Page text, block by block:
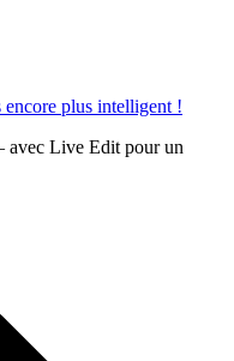
encore plus intelligent !
avec Live Edit pour un